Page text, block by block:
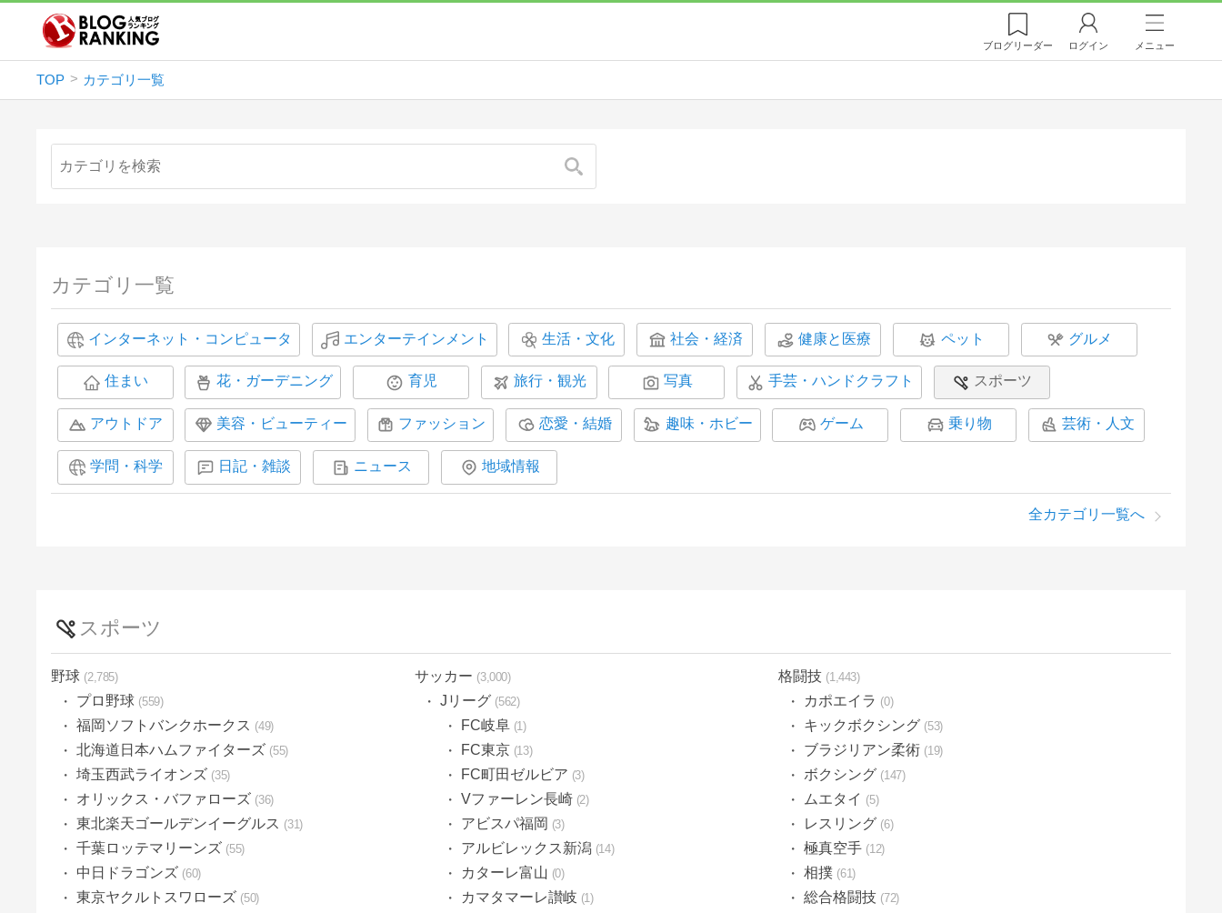
ブログリーダー ログイン メニュー
TOP カテゴリ一覧
検索
カテゴリ一覧
インターネット・コンピュータ エンターテインメント 生活・文化 社会・経済 健康と医療 ペット グルメ
住まい 花・ガーデニング 育児 旅行・観光 写真 手芸・ハンドクラフト スポーツ
アウトドア 美容・ビューティー ファッション 恋愛・結婚 趣味・ホビー ゲーム 乗り物 芸術・人文
学問・科学 日記・雑談 ニュース 地域情報
全カテゴリ一覧へ
スポーツ
野球 2,785
プロ野球 559
福岡ソフトバンクホークス 49
北海道日本ハムファイターズ 55
埼玉西武ライオンズ 35
オリックス・バファローズ 36
東北楽天ゴールデンイーグルス 31
千葉ロッテマリーンズ 55
中日ドラゴンズ 60
東京ヤクルトスワローズ 50
サッカー 3,000
Jリーグ 562
FC岐阜 1
FC東京 13
FC町田ゼルビア 3
Vファーレン長崎 2
アビスパ福岡 3
アルビレックス新潟 14
カターレ富山 0
カマタマーレ讃岐 1
格闘技 1,443
カポエイラ 0
キックボクシング 53
ブラジリアン柔術 19
ボクシング 147
ムエタイ 5
レスリング 6
極真空手 12
相撲 61
総合格闘技 72